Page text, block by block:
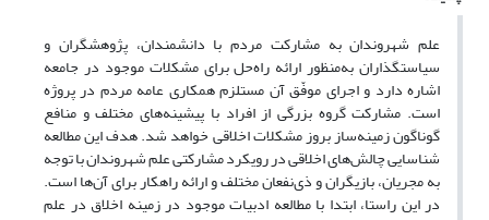
علم شهروندان به مشارکت مردم با دانشمندان، پژوهشگران و
سیاستگذاران به‌منظور ارائه راه‌حل برای مشکلات موجود در جامعه
اشاره دارد و اجرای موفّق آن مستلزم همکاری عامه مردم در پروژه
است. مشارکت گروه بزرگی از افراد با پیشینه‌های مختلف و منافع
گوناگون زمینه‌ساز بروز مشکلات اخلاقی خواهد شد. هدف این مطالعه
شناسایی چالش‌های اخلاقی در رویکرد مشارکتی علم شهروندان با توجه
به مجریان، بازیگران و ذی‌نفعان مختلف و ارائه راهکار برای آن‌ها است.
در این راستا، ابتدا با مطالعه‌ ادبیات موجود در زمینه اخلاق در علم